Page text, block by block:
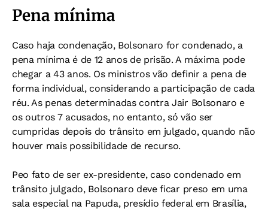
Pena mínima
Caso haja condenação, Bolsonaro for condenado, a
pena mínima é de 12 anos de prisão. A máxima pode
chegar a 43 anos. Os ministros vão definir a pena de
forma individual, considerando a participação de cada
réu. As penas determinadas contra Jair Bolsonaro e
os outros 7 acusados, no entanto, só vão ser
cumpridas depois do trânsito em julgado, quando não
houver mais possibilidade de recurso.
Peo fato de ser ex-presidente, caso condenado em
trânsito julgado, Bolsonaro deve ficar preso em uma
sala especial na Papuda, presídio federal em Brasília,